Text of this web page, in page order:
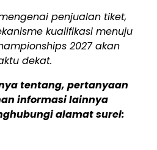
penjualan tiket,
kualifikasi menuju
2027 akan
dekat.
tentang, pertanyaan
informasi lainnya
alamat surel: